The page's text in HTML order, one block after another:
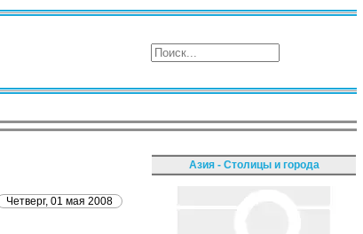
Четверг, 01 мая 2008
Азия - Столицы и города